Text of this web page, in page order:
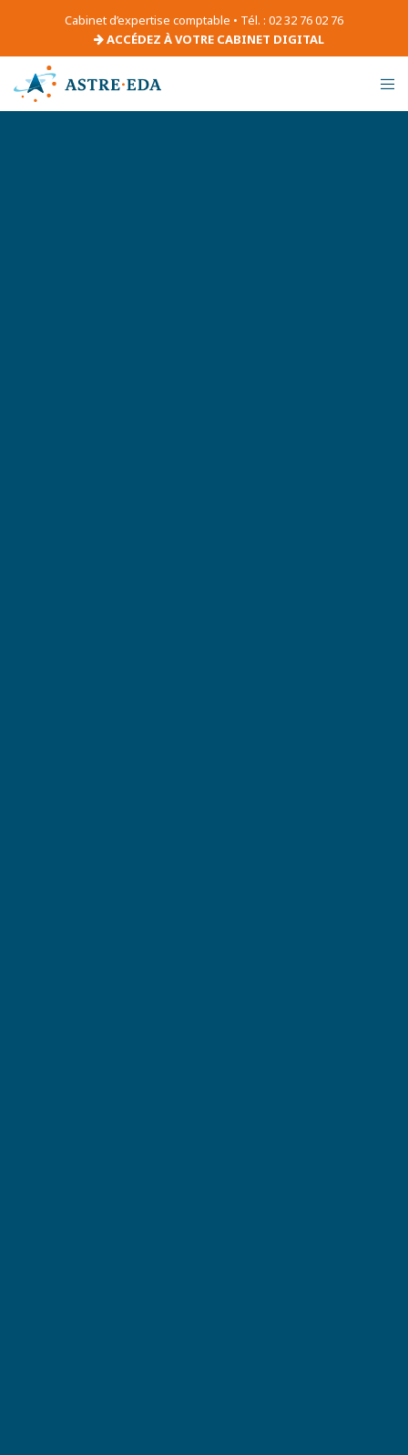
Cabinet d’expertise comptable • Tél. : 02 32 76 02 76
ACCÉDEZ À VOTRE CABINET DIGITAL